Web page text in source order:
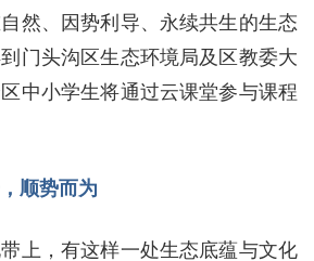
然、因势利导、永续共生的生态
门头沟区生态环境局及区教委大
中小学生将通过云课堂参与课程
顺势而为
上，有这样一处生态底蕴与文化